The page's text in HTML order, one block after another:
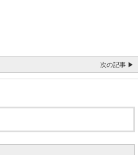
次の記事 ▶